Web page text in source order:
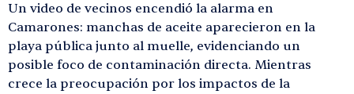
Un video de vecinos encendió la alarma en
Camarones: manchas de aceite aparecieron en la
playa pública junto al muelle, evidenciando un
posible foco de contaminación directa. Mientras
crece la preocupación por los impactos de la